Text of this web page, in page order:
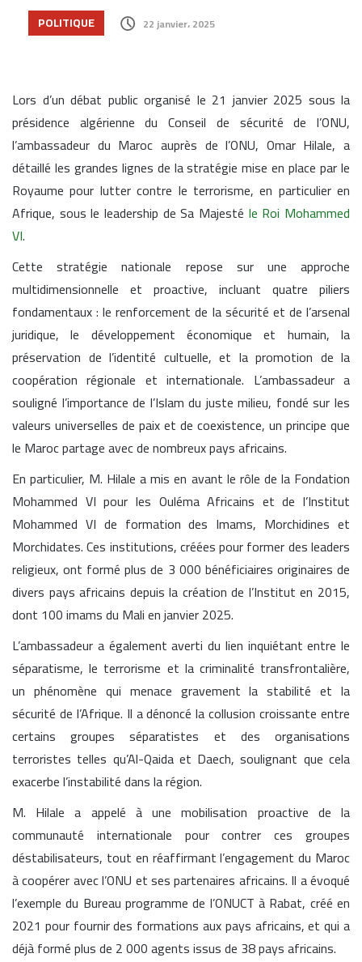
POLITIQUE 22 janvier، 2025
Lors d’un débat public organisé le 21 janvier 2025 sous la
présidence algérienne du Conseil de sécurité de l’ONU,
l’ambassadeur du Maroc auprès de l’ONU, Omar Hilale, a
détaillé les grandes lignes de la stratégie mise en place par le
Royaume pour lutter contre le terrorisme, en particulier en
Afrique, sous le leadership de Sa Majesté le Roi Mohammed
VI.
Cette stratégie nationale repose sur une approche
multidimensionnelle et proactive, incluant quatre piliers
fondamentaux : le renforcement de la sécurité et de l’arsenal
juridique, le développement économique et humain, la
préservation de l’identité cultuelle, et la promotion de la
coopération régionale et internationale. L’ambassadeur a
souligné l’importance de l’Islam du juste milieu, fondé sur les
valeurs universelles de paix et de coexistence, un principe que
le Maroc partage avec de nombreux pays africains.
En particulier, M. Hilale a mis en avant le rôle de la Fondation
Mohammed VI pour les Ouléma Africains et de l’Institut
Mohammed VI de formation des Imams, Morchidines et
Morchidates. Ces institutions, créées pour former des leaders
religieux, ont formé plus de 3 000 bénéficiaires originaires de
divers pays africains depuis la création de l’Institut en 2015,
dont 100 imams du Mali en janvier 2025.
L’ambassadeur a également averti du lien inquiétant entre le
séparatisme, le terrorisme et la criminalité transfrontalière,
un phénomène qui menace gravement la stabilité et la
sécurité de l’Afrique. Il a dénoncé la collusion croissante entre
certains groupes séparatistes et des organisations
terroristes telles qu’Al-Qaida et Daech, soulignant que cela
exacerbe l’instabilité dans la région.
M. Hilale a appelé à une mobilisation proactive de la
communauté internationale pour contrer ces groupes
déstabilisateurs, tout en réaffirmant l’engagement du Maroc
à coopérer avec l’ONU et ses partenaires africains. Il a évoqué
l’exemple du Bureau programme de l’ONUCT à Rabat, créé en
2021 pour fournir des formations aux pays africains, et qui a
déjà formé plus de 2 000 agents issus de 38 pays africains.